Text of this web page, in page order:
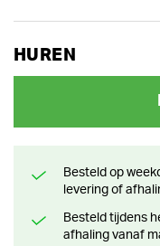
HUREN
Besteld op weekdagen voor 13 uur? Klaar voor
levering of
Besteld tijdens het weekend? Klaar voor levering of
afhaling vanaf